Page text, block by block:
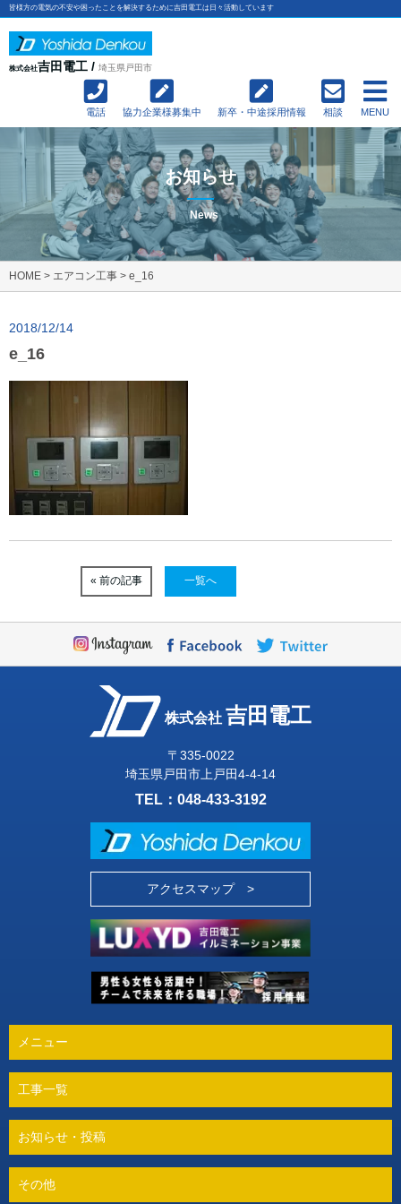
皆様方の電気の不安や困ったことを解決するために吉田電工は日々活動しています
株式会社吉田電工 / 埼玉県戸田市
電話 協力企業様募集中 新卒・中途採用情報 相談 MENU
お知らせ
News
HOME > エアコン工事 > e_16
2018/12/14
e_16
« 前の記事 一覧へ
株式会社 吉田電工
〒335-0022
埼玉県戸田市上戸田4-4-14
TEL： 048-433-3192
アクセスマップ >
メニュー
工事一覧
お知らせ・投稿
その他